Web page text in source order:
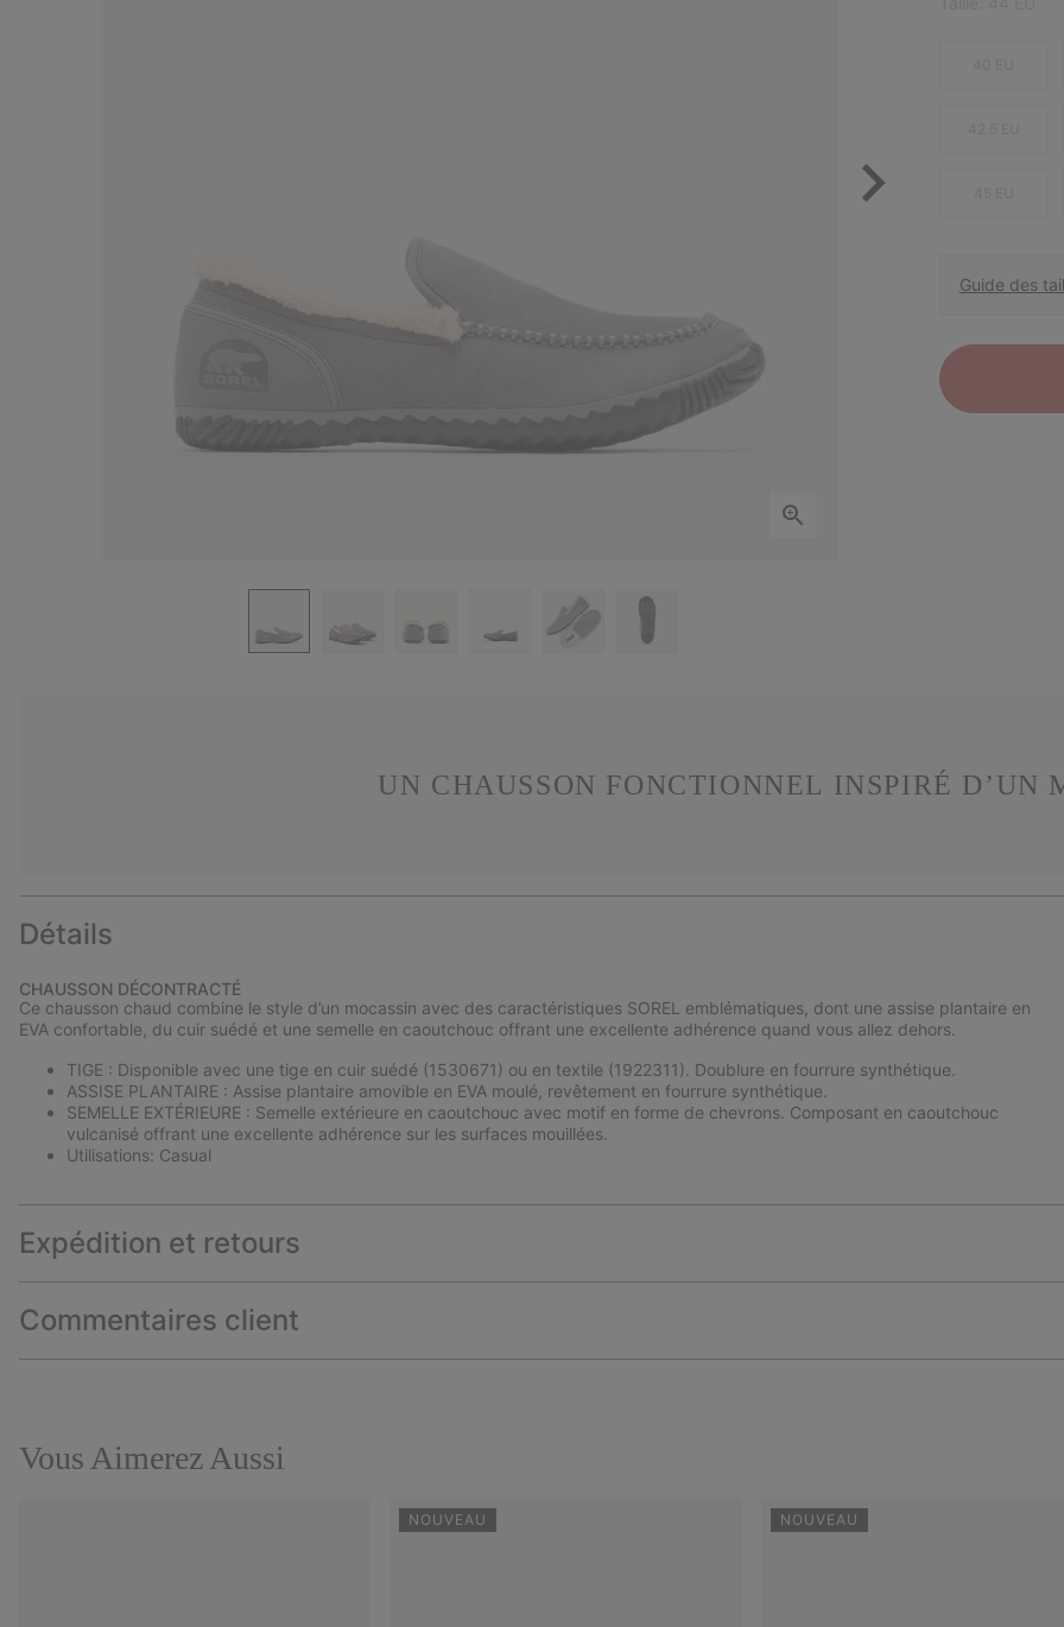
Guide des
UN CHAUSSON FONCTIONNEL INSPIRÉ D’UN
Détails
CHAUSSON DÉCONTRACTÉ
Ce chausson chaud combine le style d’un mocassin avec des caractéristiques SOREL emblématiques, dont une assise plantaire en
EVA confortable, du cuir suédé et une semelle en caoutchouc offrant une excellente adhérence quand vous allez dehors.
TIGE : Disponible avec une tige en cuir suédé (1530671) ou en textile (1922311). Doublure en fourrure synthétique.
ASSISE PLANTAIRE : Assise plantaire amovible en EVA moulé, revêtement en fourrure synthétique.
SEMELLE EXTÉRIEURE : Semelle extérieure en caoutchouc avec motif en forme de chevrons. Composant en caoutchouc
vulcanisé offrant une excellente adhérence sur les surfaces mouillées.
Utilisations: Casual
Expédition et retours
Commentaires client
Vous Aimerez Aussi
NOUVEAU NOUVEAU